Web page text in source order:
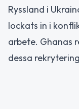
Ryssland i
lockats in i
arbete. Ghanas
dessa